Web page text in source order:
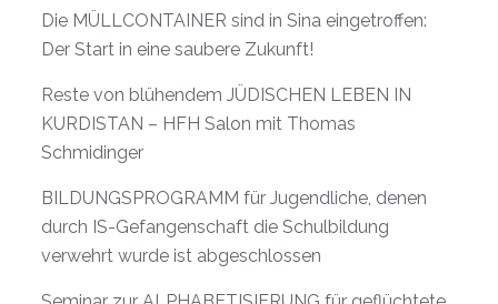
Die MÜLLCONTAINER sind in Sina eingetroffen:
Der Start in eine saubere Zukunft!
Reste von blühendem JÜDISCHEN LEBEN IN
KURDISTAN – HFH Salon mit Thomas
Schmidinger
BILDUNGSPROGRAMM für Jugendliche, denen
durch IS-Gefangenschaft die Schulbildung
verwehrt wurde ist abgeschlossen